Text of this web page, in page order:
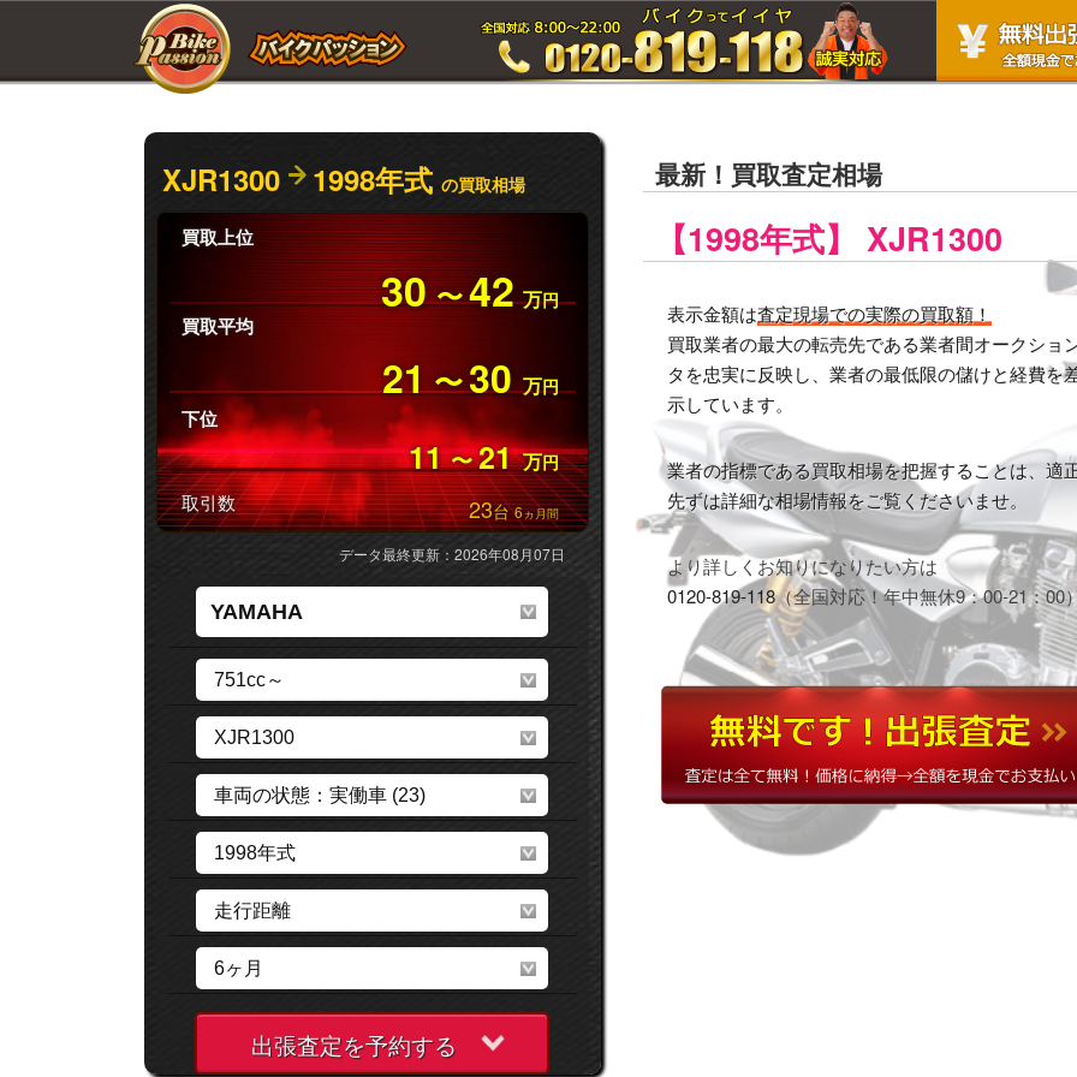
最新！買取査定相場
【1998年式】 XJR1300
表示金額は査定現場での実際の買取額！
買取業者の最大の転売先である業者間オークショ
タを忠実に反映し、業者の最低限の儲けと経費を
示しています。
業者の指標である買取相場を把握することは、適
先ずは詳細な相場情報をご覧くださいませ。
より詳しくお知りになりたい方は
0120-819-118（全国対応！年中無休9：00-21：00
XJR1300 1998年式 の買取相場
買取上位
30 〜42 万円
買取平均
21 〜30 万円
下位
11 〜21 万円
取引数 23台6ヵ月間
データ最終更新：2026年08月07日
出張査定を予約する